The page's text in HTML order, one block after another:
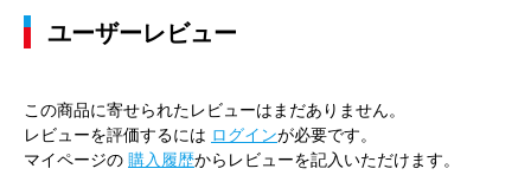
ユーザーレビュー
この商品に寄せられたレビューはまだありません。
レビューを評価するには ログインが必要です。
マイページの 購入履歴からレビューを記入いただけます。